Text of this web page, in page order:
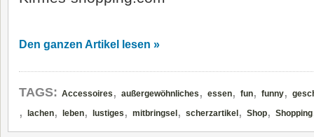
Den ganzen Artikel lesen »
TAGS: Accessoires , außergewöhnliches , essen, fun, funny,
, lachen, leben, lustiges , mitbringsel , scherzartikel , Shop, Shopping